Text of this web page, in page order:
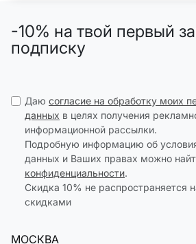
-10% на твой первый
подписку
Даю согласие на обработку моих
данных в целях получения
информационной рассылки.
Подробную информацию об
данных и Ваших правах можно
конфиденциальности.
Скидка 10% не распространяется
скидками
МОСКВА